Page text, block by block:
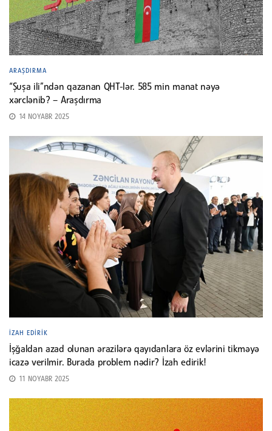
ARAŞDIRMA
“Şuşa ili”ndən qazanan QHT-lər. 585 min manat nəyə
xərclənib? – Araşdırma
14 NOYABR 2025
İZAH EDIRIK
İşğaldan azad olunan ərazilərə qayıdanlara öz evlərini tikməyə
icazə verilmir. Burada problem nədir? İzah edirik!
11 NOYABR 2025